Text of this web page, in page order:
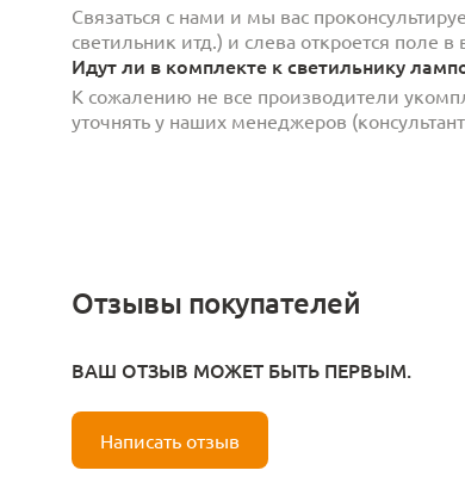
Связаться с нами и мы вас
светильник итд.) и слева откроется поле
Идут ли в комплекте к светильнику
К сожалению не все производители
уточнять у наших менеджеров
Отзывы покупателей
ВАШ ОТЗЫВ МОЖЕТ БЫТЬ ПЕРВЫМ.
Написать отзыв